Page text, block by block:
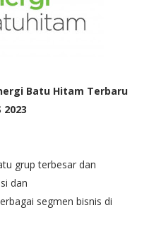
Batu Hitam Terbaru
2023
grup terbesar dan
dan
segmen bisnis di